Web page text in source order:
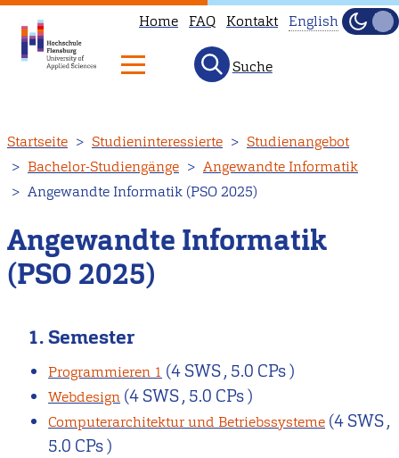
zum
Inhalt
Home FAQ Kontakt
not
available
English.
Head
English
Hell
Suche
Startseite Studieninteressierte
Studienangebot
Bachelor-Studiengänge
Angewandte Informatik
Angewandte Informatik (PSO 2025)
Angewandte Informatik
(PSO 2025)
1. Semester
Programmieren 1 (4 SWS , 5.0 CPs )
Webdesign (4 SWS , 5.0 CPs )
Computerarchitektur und Betriebssysteme (4 SWS ,
5.0 CPs )